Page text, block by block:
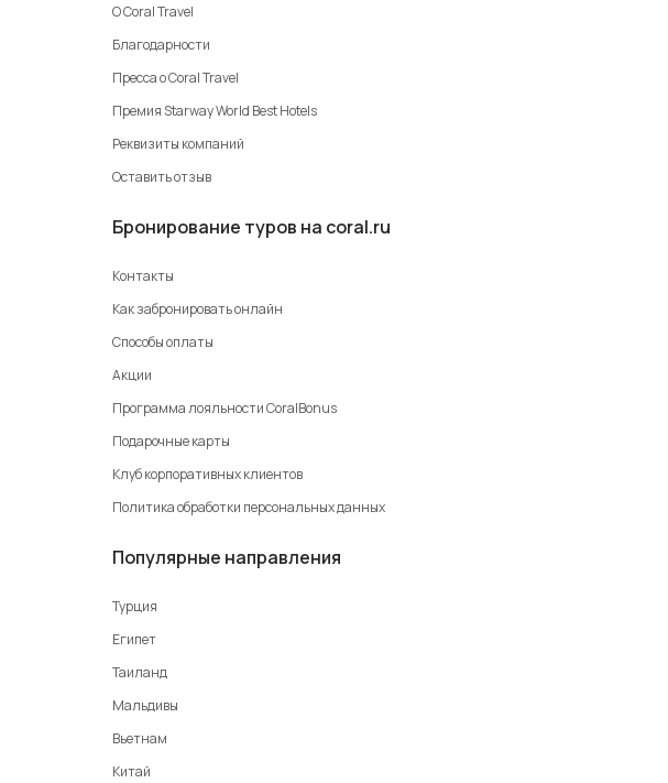
О Coral Travel
Благодарности
Пресса о Coral Travel
Премия Starway World Best Hotels
Реквизиты компаний
Оставить отзыв
Бронирование туров на coral.ru
Контакты
Как забронировать онлайн
Способы оплаты
Акции
Программа лояльности CoralBonus
Подарочные карты
Клуб корпоративных клиентов
Политика обработки персональных данных
Популярные направления
Турция
Египет
Таиланд
Мальдивы
Вьетнам
Китай